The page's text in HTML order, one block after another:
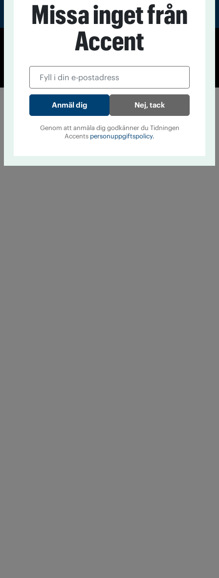
© Tidningen Accent 2026
Missa inget från
Accent
Nej, tack
Genom att anmäla dig godkänner du Tidningen
Accents personuppgiftspolicy.